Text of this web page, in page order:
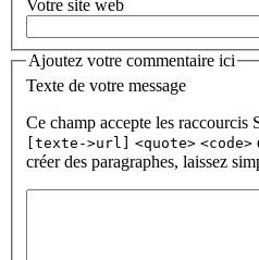
Votre site web
Ajoutez votre commentaire ici
Texte de votre message
Ce champ accepte les raccourcis
[texte->url]
<quote> <code>
créer des paragraphes, laissez